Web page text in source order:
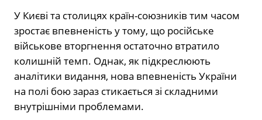
У Києві та столицях країн-союзників тим часом
зростає впевненість у тому, що російське
військове вторгнення остаточно втратило
колишній темп. Однак, як підкреслюють
аналітики видання, нова впевненість України
на полі бою зараз стикається зі складними
внутрішніми проблемами.